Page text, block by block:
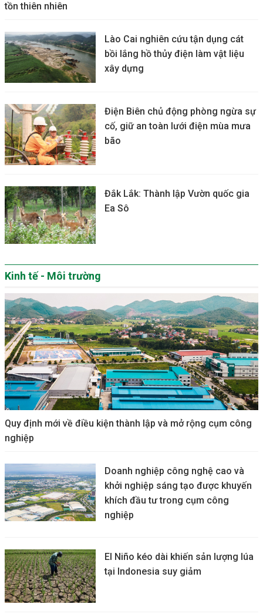
tồn thiên nhiên
Lào Cai nghiên cứu tận dụng cát
bồi lắng hồ thủy điện làm vật liệu
xây dựng
Điện Biên chủ động phòng ngừa sự
cố, giữ an toàn lưới điện mùa mưa
bão
Đắk Lắk: Thành lập Vườn quốc gia
Ea Sô
Kinh tế - Môi trường
Quy định mới về điều kiện thành lập và mở rộng cụm công
nghiệp
Doanh nghiệp công nghệ cao và
khởi nghiệp sáng tạo được khuyến
khích đầu tư trong cụm công
nghiệp
El Niño kéo dài khiến sản lượng lúa
tại Indonesia suy giảm